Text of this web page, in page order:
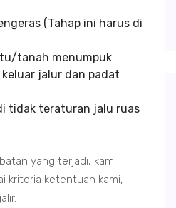
(Tahap ini harus di
tanah menumpuk
jalur dan padat
tidak teraturan jalu ruas
yang terjadi, kami
kriteria ketentuan kami,